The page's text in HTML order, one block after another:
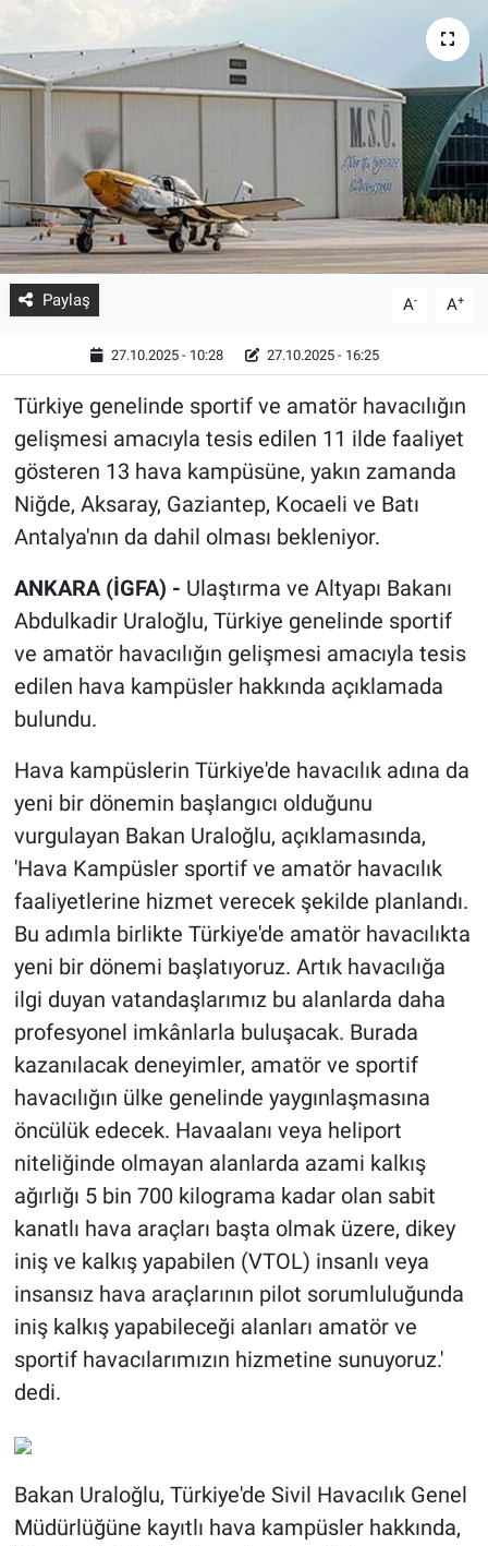
Paylaş A- A+
27.10.2025 - 10:28 27.10.2025 - 16:25
Türkiye genelinde sportif ve amatör havacılığın
gelişmesi amacıyla tesis edilen 11 ilde faaliyet
gösteren 13 hava kampüsüne, yakın zamanda
Niğde, Aksaray, Gaziantep, Kocaeli ve Batı
Antalya'nın da dahil olması bekleniyor.
ANKARA (İGFA) - Ulaştırma ve Altyapı Bakanı
Abdulkadir Uraloğlu, Türkiye genelinde sportif
ve amatör havacılığın gelişmesi amacıyla tesis
edilen hava kampüsler hakkında açıklamada
bulundu.
Hava kampüslerin Türkiye'de havacılık adına da
yeni bir dönemin başlangıcı olduğunu
vurgulayan Bakan Uraloğlu, açıklamasında,
'Hava Kampüsler sportif ve amatör havacılık
faaliyetlerine hizmet verecek şekilde planlandı.
Bu adımla birlikte Türkiye'de amatör havacılıkta
yeni bir dönemi başlatıyoruz. Artık havacılığa
ilgi duyan vatandaşlarımız bu alanlarda daha
profesyonel imkânlarla buluşacak. Burada
kazanılacak deneyimler, amatör ve sportif
havacılığın ülke genelinde yaygınlaşmasına
öncülük edecek. Havaalanı veya heliport
niteliğinde olmayan alanlarda azami kalkış
ağırlığı 5 bin 700 kilograma kadar olan sabit
kanatlı hava araçları başta olmak üzere, dikey
iniş ve kalkış yapabilen (VTOL) insanlı veya
insansız hava araçlarının pilot sorumluluğunda
iniş kalkış yapabileceği alanları amatör ve
sportif havacılarımızın hizmetine sunuyoruz.'
dedi.
Bakan Uraloğlu, Türkiye'de Sivil Havacılık Genel
Müdürlüğüne kayıtlı hava kampüsler hakkında,